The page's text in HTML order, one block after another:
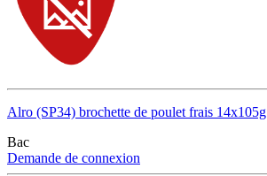
Alro (SP34) brochette de poulet frais 14x105g
Bac
Demande de connexion